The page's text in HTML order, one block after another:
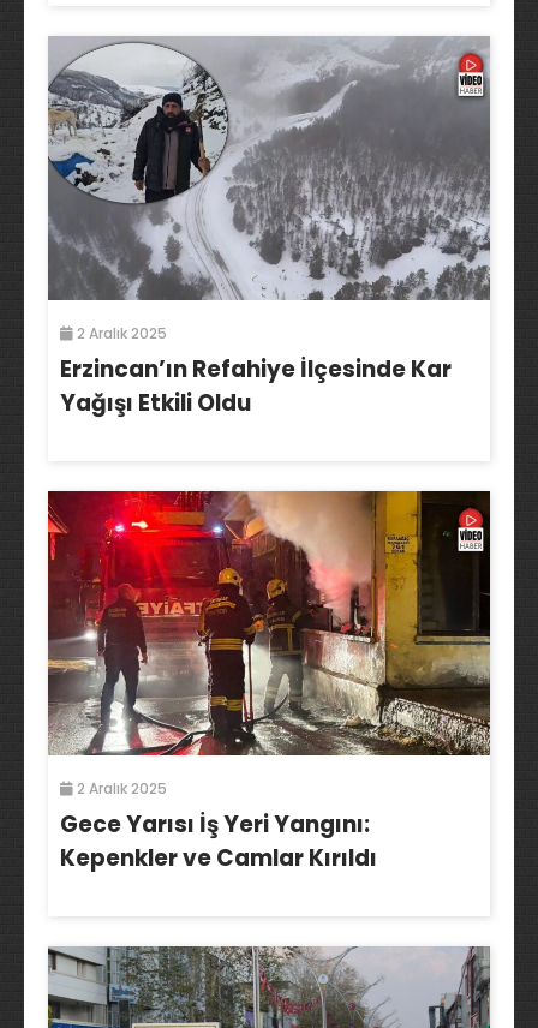
2 Aralık 2025
Erzincan’ın Refahiye İlçesinde Kar
Yağışı Etkili Oldu
2 Aralık 2025
Gece Yarısı İş Yeri Yangını:
Kepenkler ve Camlar Kırıldı